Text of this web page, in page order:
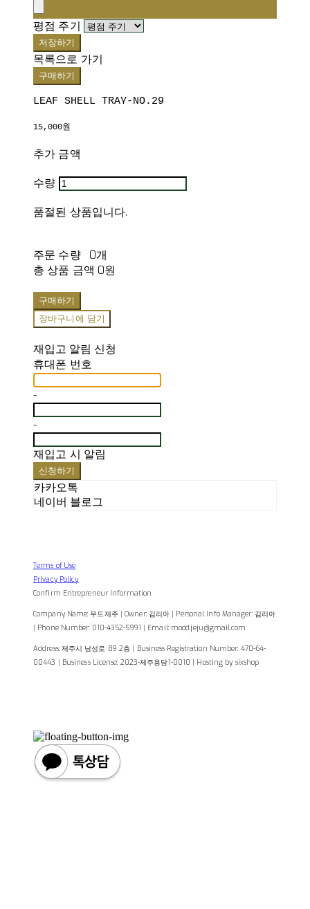
평점 주기
저장하기
목록으로 가기
구매하기
LEAF SHELL TRAY-NO.29
15,000원
추가 금액
수량
품절된 상품입니다.
주문 수량
0개
총 상품 금액 0원
구매하기
장바구니에 담기
재입고 알림 신청
휴대폰 번호
-
-
재입고 시 알림
신청하기
카카오톡
네이버 블로그
Terms of Use
Privacy Policy
Confirm Entrepreneur Information
Company Name: 무드제주 | Owner: 김리아 | Personal Info Manager: 김리아
| Phone Number: 010-4352-5991 | Email: mood.jeju@gmail.com
Address: 제주시 남성로 89 2층 | Business Registration Number: 470-64-
00443 | Business License: 2023-제주용담1-0010 | Hosting by sixshop